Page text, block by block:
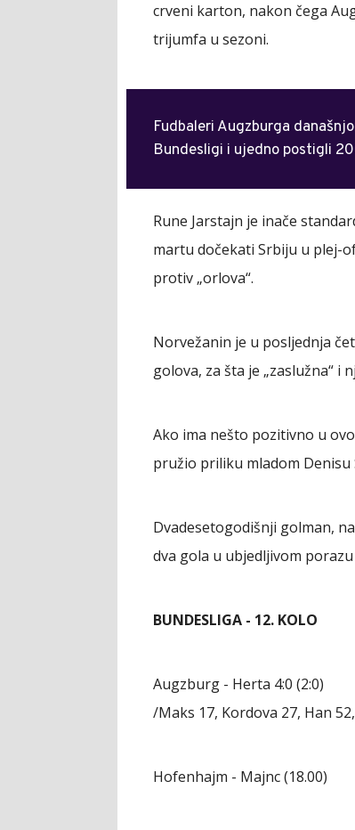
crveni karton, nakon čega
trijumfa u sezoni.
Fudbaleri Augzburga
Bundesligi i ujedno postigli
Rune Jarstajn je inače
martu dočekati Srbiju u plej-
protiv „orlova“.
Norvežanin je u posljednja
golova, za šta je „zaslužna“ i
Ako ima nešto pozitivno u
pružio priliku mladom Denisu
Dvadesetogodišnji golman,
dva gola u ubjedljivom porazu
BUNDESLIGA - 12. KOLO
Augzburg - Herta 4:0 (2:0)
/Maks 17, Kordova 27, Han
Hofenhajm - Majnc (18.00)